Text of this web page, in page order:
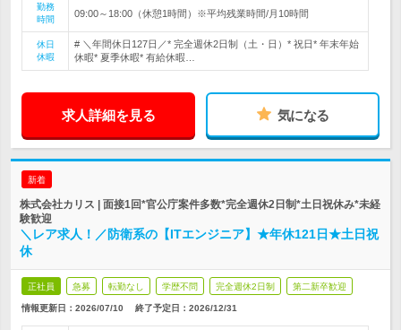
勤務
時間
09:00～18:00（休憩1時間）※平均残業時間/月10時間
休日
休暇
# ＼年間休日127日／* 完全週休2日制（土・日）* 祝日* 年末年始
休暇* 夏季休暇* 有給休暇…
求人詳細を見る 気になる
新着
株式会社カリス | 面接1回*官公庁案件多数*完全週休2日制*土日祝休み*未経
験歓迎
＼レア求人！／防衛系の【ITエンジニア】★年休121日★土日祝
休
正社員 急募 転勤なし 学歴不問 完全週休2日制 第二新卒歓迎
情報更新日：2026/07/10 終了予定日： 2026/12/31